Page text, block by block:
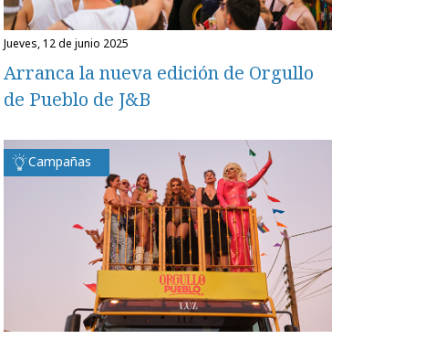
jueves, 12 de junio 2025
Arranca la nueva edición de Orgullo
de Pueblo de J&B
Campañas